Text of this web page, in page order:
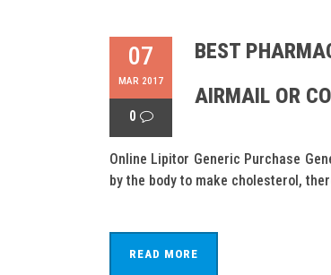
07
MAR 2017
0
BEST
AIRMAIL OR
Online Lipitor Generic Purchase
by the body to make cholesterol,
READ MORE